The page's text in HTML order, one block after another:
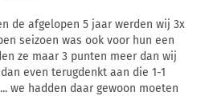
de afgelopen 5 jaar werden wij 3x
seizoen was ook voor hun een
ze maar 3 punten meer dan wij
even terugdenkt aan die 1-1
we hadden daar gewoon moeten